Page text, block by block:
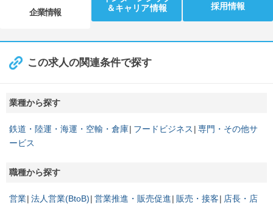
企業情報
＆キャリア情報
採用情報
この求人の関連条件で探す
業種から探す
鉄道・陸運・海運・空輸・倉庫 フードビジネス
専門・その他サ
ービス
職種から探す
営業 法人営業(BtoB) 営業推進・販売促進 販売・接客
店長・店